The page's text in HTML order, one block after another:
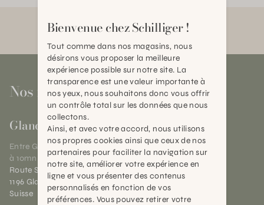
Nos magasins
Gland
Entre Genève et Lausanne,
à 10mn de Nyon
Route Suisse 40
1196 Gland (VD)
Suisse
Bienvenue chez Schilliger !
Tout comme dans nos magasins, nous
désirons vous proposer la meilleure
expérience possible sur notre site. La
transparence est une valeur importante à
nos yeux, nous souhaitons donc vous offrir
un contrôle total sur les données que nous
collectons.
Ainsi, et avec votre accord, nous utilisons
nos propres cookies ainsi que ceux de nos
partenaires pour faciliter la navigation sur
notre site, améliorer votre expérience en
ligne et vous présenter des contenus
personnalisés en fonction de vos
préférences. Vous pouvez retirer votre